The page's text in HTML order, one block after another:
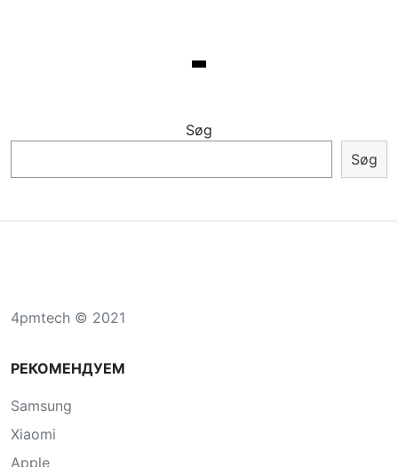
Søg
Søg
4pmtech © 2021
РЕКОМЕНДУЕМ
Samsung
Xiaomi
Apple